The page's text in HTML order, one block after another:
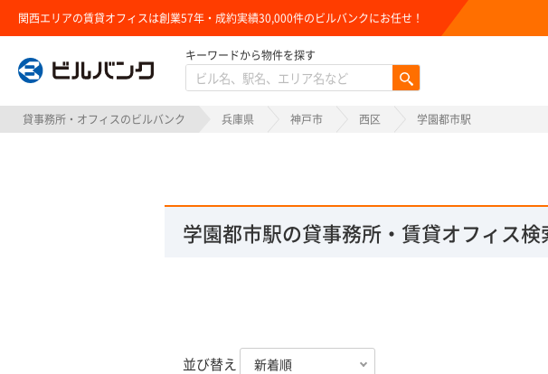
関西エリアの賃貸オフィスは創業57年・成約実績30,000件のビルバンクにお任せ！
ビルバンク
キーワードから物件を探す
貸事務所・オフィスのビルバンク 兵庫県 神戸市 西区 学園都市駅
学園都市駅の貸事務所・賃貸オフィス検
並び替え